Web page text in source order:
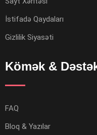
İstifadə Qaydaları
Gizlilik Siyasəti
Kömək &
FAQ
Bloq & Yazılar